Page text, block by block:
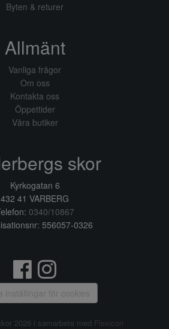
Byten & returer
Allmänt
Vanliga frågor
Om oss
Kontakta oss
Öppettider
Våra butiker
skor
Kyrkogatan 6
432 41 VARBERG
0340/10867
556057-0326
inställingar för cookies
2026 i samarbete med Flexicon